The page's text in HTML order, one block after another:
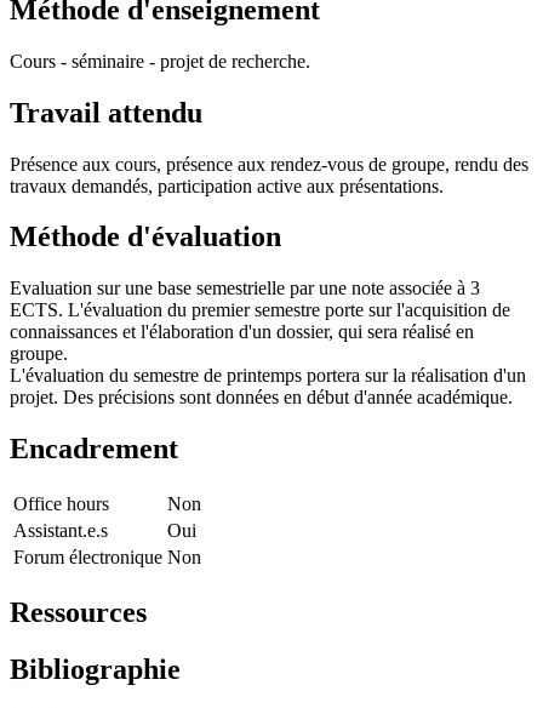
Méthode d'enseignement
Cours - séminaire - projet de recherche.
Travail attendu
Présence aux cours, présence aux rendez-vous de groupe, rendu des
travaux demandés, participation active aux présentations.
Méthode d'évaluation
Evaluation sur une base semestrielle par une note associée à 3
ECTS. L'évaluation du premier semestre porte sur l'acquisition de
connaissances et l'élaboration d'un dossier, qui sera réalisé en
groupe.
L'évaluation du semestre de printemps portera sur la réalisation d'un
projet. Des précisions sont données en début d'année académique.
Encadrement
Office hours
Non
Assistant.e.s
Oui
Forum électronique Non
Ressources
Bibliographie